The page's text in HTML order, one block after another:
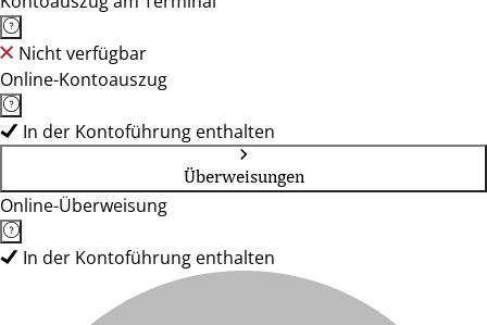
Nicht verfügbar
Online-Kontoauszug
In der Kontoführung enthalten
Überweisungen
Online-Überweisung
In der Kontoführung enthalten